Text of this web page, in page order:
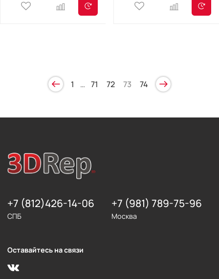
1 … 71 72 73 74
+7 (812)426-14-06
СПБ
+7 (981) 789-75-96
Москва
Оставайтесь на связи